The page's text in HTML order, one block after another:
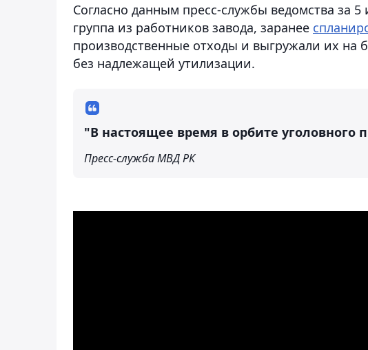
Согласно данным пресс-службы ведомства за
группа из работников завода, заранее
производственные отходы и выгружали их на
без надлежащей утилизации.
"В настоящее время в орбите уголовного
Пресс-служба МВД РК